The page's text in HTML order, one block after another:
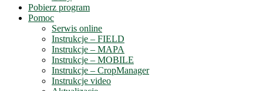
Pobierz program
Pomoc
Serwis online
Instrukcje – FIELD
Instrukcje – MAPA
Instrukcje – MOBILE
Instrukcje – CropManager
Instrukcje video